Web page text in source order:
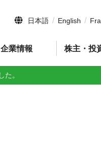
日本語 English
企業情報 株主・投
。